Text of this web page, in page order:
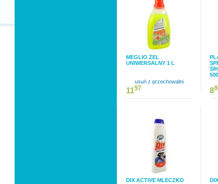
MEGLIO ŻEL
UNIWERSALNY 1 L
usuń z przechowalni
1197 8
DIX ACTIVE MLECZKO